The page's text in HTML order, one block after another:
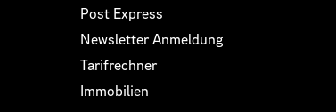
Post Express
Newsletter Anmeldung
Tarifrechner
Immobilien